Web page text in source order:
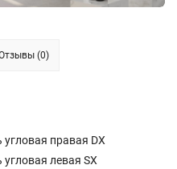
(0)
правая DX
левая SX